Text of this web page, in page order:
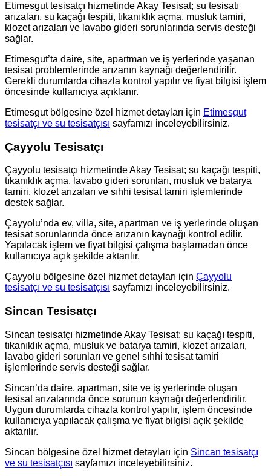
Etimesgut tesisatçı hizmetinde Akay Tesisat; su tesisatı
arızaları, su kaçağı tespiti, tıkanıklık açma, musluk tamiri,
klozet arızaları ve lavabo gideri sorunlarında servis desteği
sağlar.
Etimesgut’ta daire, site, apartman ve iş yerlerinde yaşanan
tesisat problemlerinde arızanın kaynağı değerlendirilir.
Gerekli durumlarda cihazla kontrol yapılır ve fiyat bilgisi işlem
öncesinde kullanıcıya açıklanır.
Etimesgut bölgesine özel hizmet detayları için Etimesgut
tesisatçı ve su tesisatçısı sayfamızı inceleyebilirsiniz.
Çayyolu Tesisatçı
Çayyolu tesisatçı hizmetinde Akay Tesisat; su kaçağı tespiti,
tıkanıklık açma, lavabo gideri sorunları, musluk ve batarya
tamiri, klozet arızaları ve sıhhi tesisat tamiri işlemlerinde
destek sağlar.
Çayyolu’nda ev, villa, site, apartman ve iş yerlerinde oluşan
tesisat sorunlarında önce arızanın kaynağı kontrol edilir.
Yapılacak işlem ve fiyat bilgisi çalışma başlamadan önce
kullanıcıya açık şekilde aktarılır.
Çayyolu bölgesine özel hizmet detayları için Çayyolu
tesisatçı ve su tesisatçısı sayfamızı inceleyebilirsiniz.
Sincan Tesisatçı
Sincan tesisatçı hizmetinde Akay Tesisat; su kaçağı tespiti,
tıkanıklık açma, musluk ve batarya tamiri, klozet arızaları,
lavabo gideri sorunları ve genel sıhhi tesisat tamiri
işlemlerinde servis desteği sağlar.
Sincan’da daire, apartman, site ve iş yerlerinde oluşan
tesisat arızalarında önce sorunun kaynağı değerlendirilir.
Uygun durumlarda cihazla kontrol yapılır, işlem öncesinde
kullanıcıya yapılacak çalışma ve fiyat bilgisi açık şekilde
aktarılır.
Sincan bölgesine özel hizmet detayları için Sincan tesisatçı
ve su tesisatçısı sayfamızı inceleyebilirsiniz.